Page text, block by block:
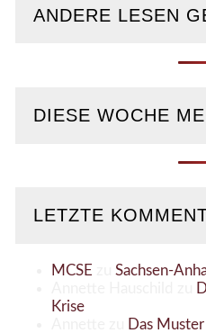
ANDERE LESEN
DIESE WOCHE
LETZTE
MCSE
Sachsen-
Krise
Das